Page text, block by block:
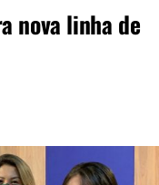
nova linha de